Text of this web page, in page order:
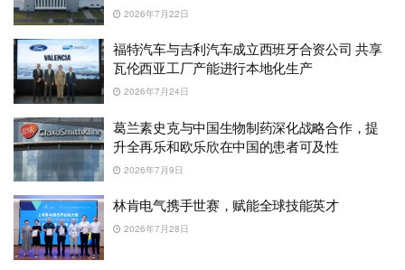
2026年7月22日
福特汽车与吉利汽车成立西班牙合资公司 共享
瓦伦西亚工厂产能进行本地化生产
2026年7月24日
葛兰素史克与中国生物制药深化战略合作，提
升全再乐和欧乐欣在中国的患者可及性
2026年7月9日
林肯电气携手世赛，赋能全球技能英才
2026年7月28日